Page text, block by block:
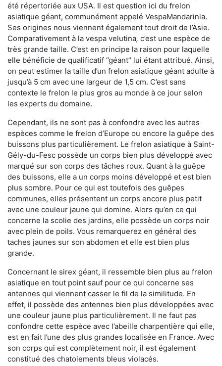
été répertoriée aux USA. Il est question ici du frelon
asiatique géant, communément appelé VespaMandarinia.
Ses origines nous viennent également tout droit de l’Asie.
Comparativement à la vespa velutina, c’est une espèce de
très grande taille. C’est en principe la raison pour laquelle
elle bénéficie de qualificatif ‘’géant’’ lui étant attribué. Ainsi,
on peut estimer la taille d’un frelon asiatique géant adulte à
jusqu’à 5 cm avec une largeur de 1,5 cm. C’est sans
contexte le frelon le plus gros au monde à ce jour selon
les experts du domaine.
Cependant, ils ne sont pas à confondre avec les autres
espèces comme le frelon d’Europe ou encore la guêpe des
buissons plus particulièrement. Le frelon asiatique à Saint-
Gély-du-Fesc possède un corps bien plus développé avec
marqué sur son corps des tâches roux. Quant à la guêpe
des buissons, elle a un corps moins développé et est bien
plus sombre. Pour ce qui est toutefois des guêpes
communes, elles présentent un corps encore plus petit
avec une couleur jaune qui domine. Alors qu’en ce qui
concerne la scolie des jardins, elle possède un corps noir
avec plein de poils. Vous remarquerez en général des
taches jaunes sur son abdomen et elle est bien plus
grande.
Concernant le sirex géant, il ressemble bien plus au frelon
asiatique en tout point sauf pour ce qui concerne ses
antennes qui viennent casser le fil de la similitude. En
effet, il possède des antennes bien plus développées avec
une couleur jaune plus particulièrement. Il ne faut pas
confondre cette espèce avec l’abeille charpentière qui elle,
est en fait l’une des plus grandes localisée en France. Avec
son corps qui est complètement noir, il est également
constitué des chatoiements bleus violacés.